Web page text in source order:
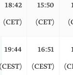
15:50
(CET)
18:42
(CET)
16:51
(CEST)
19:44
(CEST)